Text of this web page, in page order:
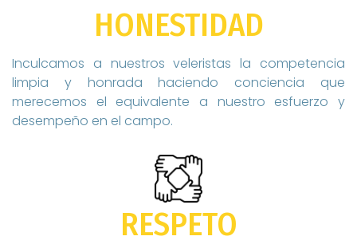
HONESTIDAD
Inculcamos a nuestros veleristas la competencia
limpia y honrada haciendo conciencia que
merecemos el equivalente a nuestro esfuerzo y
desempeño en el campo.
RESPETO